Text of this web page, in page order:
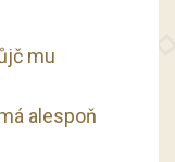
mu
alespoň